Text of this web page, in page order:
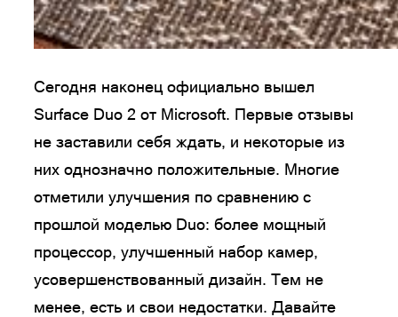
Сегодня наконец официально вышел
Surface Duo 2 от Microsoft. Первые отзывы
не заставили себя ждать, и некоторые из
них однозначно положительные. Многие
отметили улучшения по сравнению с
прошлой моделью Duo: более мощный
процессор, улучшенный набор камер,
усовершенствованный дизайн. Тем не
менее, есть и свои недостатки. Давайте